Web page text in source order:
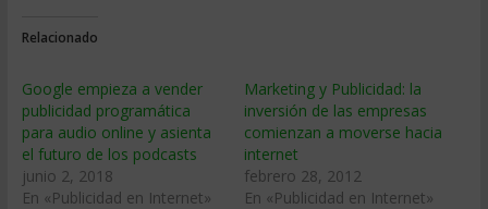
Relacionado
Google empieza a vender
publicidad programática
para audio online y asienta
el futuro de los podcasts
junio 2, 2018
En «Publicidad en Internet»
Marketing y Publicidad: la
inversión de las empresas
comienzan a moverse hacia
internet
febrero 28, 2012
En «Publicidad en Internet»